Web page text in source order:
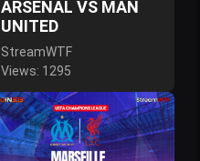
ARSENAL VS MAN
UNITED
StreamWTF
Views: 1295